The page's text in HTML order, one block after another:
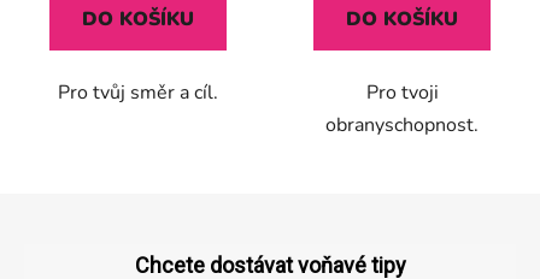
DO KOŠÍKU
Pro tvůj směr a cíl.
z
hvězdiček.
DO KOŠÍKU
Pro tvoji
obranyschopnost.
Chcete dostávat voňavé tipy